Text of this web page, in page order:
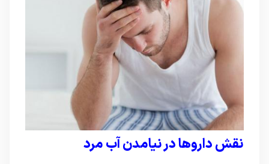
نقش داروها در نیامدن آب مرد